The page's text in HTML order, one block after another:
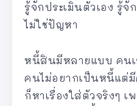
รู้จักประเมินตัวเอง รู้
ไม่ใช่ปัญหา
หนี้สินมีหลายแบบ คนเ
คนไม่อยากเป็นหนี้แต่
ก็หาเรื่องใส่ตัวจริงๆ เ